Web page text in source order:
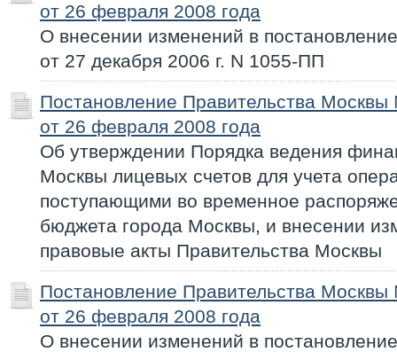
от 26 февраля 2008 года
О внесении изменений в
от 27 декабря 2006 г. N 1055-ПП
Постановление Правительства
от 26 февраля 2008 года
Об утверждении Порядка ведения
Москвы лицевых счетов для учета
поступающими во временное
бюджета города Москвы, и внесении
правовые акты Правительства Москвы
Постановление Правительства
от 26 февраля 2008 года
О внесении изменений в